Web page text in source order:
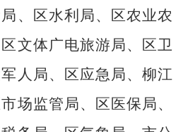
、 区水利局、
区农业农
区文体广电旅游局、
区卫
人局、 区应急局、柳江
市场监管局、 区医保局、